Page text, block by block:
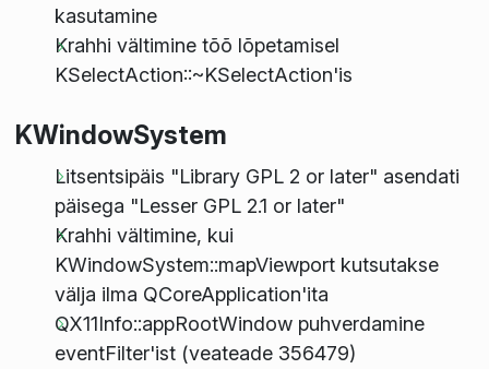
kasutamine
Krahhi vältimine tõõ lõpetamisel
KSelectAction::~KSelectAction'is
KWindowSystem
Litsentsipäis "Library GPL 2 or later" asendati
päisega "Lesser GPL 2.1 or later"
Krahhi vältimine, kui
KWindowSystem::mapViewport kutsutakse
välja ilma QCoreApplication'ita
QX11Info::appRootWindow puhverdamine
eventFilter'ist (veateade 356479)